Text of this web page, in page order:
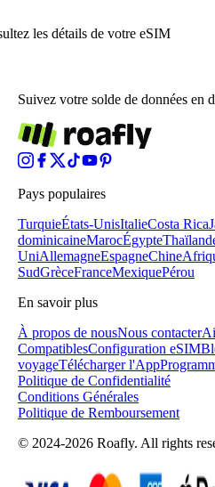
les détails de votre eSIM
Suivez votre solde de données en
Pays populaires
TurquieÉtats-UnisItalieCosta Rica
dominicaineMarocÉgypte
UniAllemagneEspagneChine
SudGrèceFranceMexiquePérou
En savoir plus
À propos de nousNous contacter
CompatiblesConfiguration eSIM
voyageTélécharger l'App
Politique de Confidentialité
Conditions Générales
Politique de Remboursement
© 2024-2026 Roafly. All rights